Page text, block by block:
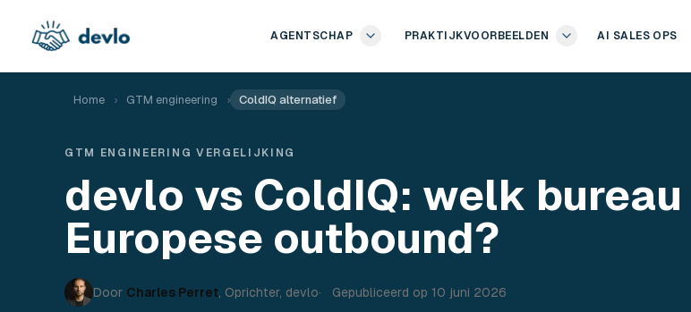
AGENTSCHAP PRAKTIJKVOORBEELDEN AI SALES OPS
Home › GTM engineering › ColdIQ alternatief
GTM ENGINEERING VERGELIJKING
devlo vs ColdIQ: welk
Europese outbound?
Door Charles Perret Oprichter, devlo Gepubliceerd op 10 juni 2026